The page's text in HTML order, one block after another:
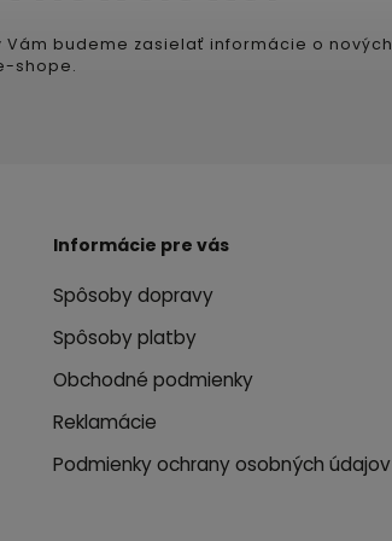
Informácie pre vás
Spôsoby dopravy
Spôsoby platby
Obchodné podmienky
Reklamácie
Podmienky ochrany osobných údajov
budeme zasielať informácie o nových
shope.